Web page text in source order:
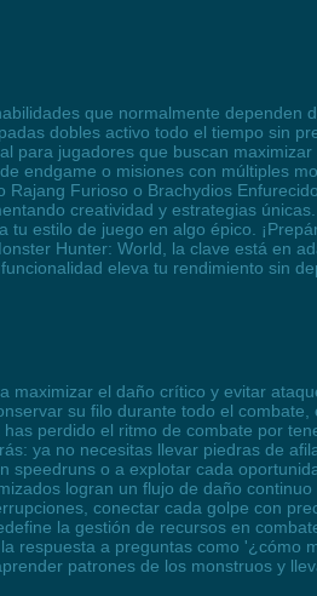
que normalmente dependen
dobles activo todo el tiempo sin
para jugadores que buscan
endgame o misiones con múltiples
Furioso o Brachydios
creatividad y estrategias
estilo de juego en algo épico.
Hunter: World, la clave está en
eleva tu rendimiento sin
maximizar el daño crítico y evitar
su filo durante todo el combate,
perdido el ritmo de combate por
ya no necesitas llevar piedras de
speedruns o a explotar cada
logran un flujo de daño continuo
conectar cada golpe con
la gestión de recursos en
respuesta a preguntas como '¿cómo
patrones de los monstruos y